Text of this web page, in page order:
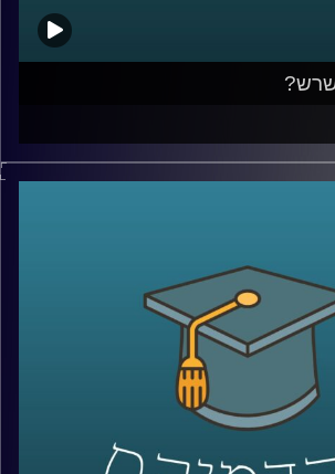
שרווח כלכלי יכול
שקיפות היא ערך עליון
להטמעתה הם רגולציה וחינוך.
וחברות לעשות בנדון, ומה
קרן פנסיה לעשות כדי
ואת מעמדן של
?